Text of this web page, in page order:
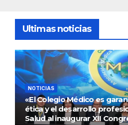
Ultimas noticias
NOTICIAS
«El Colegio Médico es
ética y el desarrollo
Salud al inaugurar XII